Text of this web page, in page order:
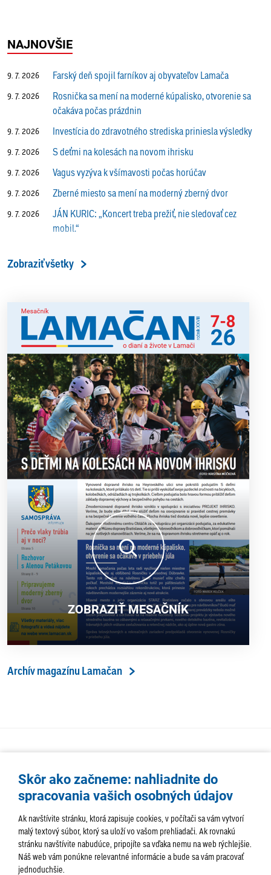
NAJNOVŠIE
9. 7. 2026 Farský deň spojil farníkov aj obyvateľov Lamača
9. 7. 2026
Rosnička sa mení na moderné kúpalisko, otvorenie sa
očakáva počas prázdnin
9. 7. 2026 Investícia do zdravotného strediska priniesla výsledky
9. 7. 2026 S deťmi na kolesách na novom ihrisku
9. 7. 2026 Vagus vyzýva k všímavosti počas horúčav
9. 7. 2026 Zberné miesto sa mení na moderný zberný dvor
9. 7. 2026
JÁN KURIC: „Koncert treba prežiť, nie sledovať cez
mobil.“
9. 7. 2026
ALENA PETÁKOVÁ: „Splnila som si všetko, čo som si
výborný šach aj príjemnú komunitnú atmosféru
Zobraziť všetky
ZOBRAZIŤ MESAČNÍK
Archív magazínu Lamačan
AKTUALITY TÉMA SAMOSPRÁVA
Skôr ako začneme: nahliadnite do
spracovania vašich osobných údajov
Ak navštívite stránku, ktorá zapisuje cookies, v počítači sa vám vytvorí
malý textový súbor, ktorý sa uloží vo vašom prehliadači. Ak rovnakú
stránku navštívite nabudúce, pripojíte sa vďaka nemu na web rýchlejšie.
Náš web vám ponúkne relevantné informácie a bude sa vám pracovať
jednoduchšie.